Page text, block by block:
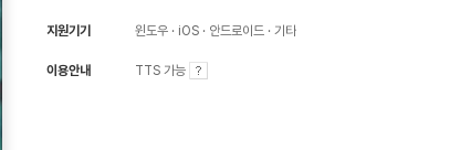
지원기기 윈도우 iOS 안드로이드 기타
이용안내 TTS 가능